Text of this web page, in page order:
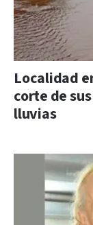
Localidad
corte de
lluvias